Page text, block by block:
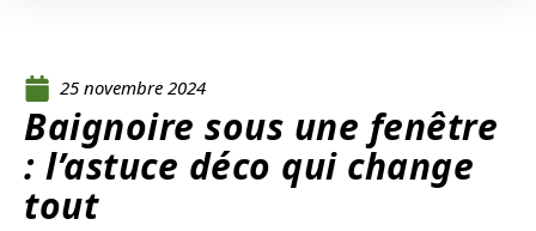
25 novembre 2024
Baignoire sous une fenêtre
: l’astuce déco qui change
tout